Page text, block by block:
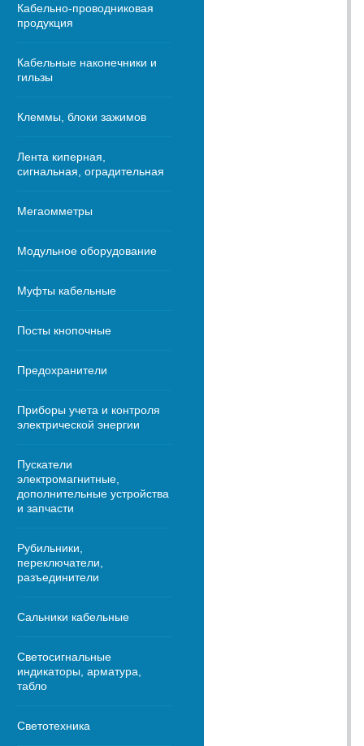
Кабельно-проводниковая
продукция
Кабельные наконечники и
гильзы
Клеммы, блоки зажимов
Лента киперная,
сигнальная, оградительная
Мегаомметры
Модульное оборудование
Муфты кабельные
Посты кнопочные
Предохранители
Приборы учета и контроля
электрической энергии
Пускатели
электромагнитные,
дополнительные устройства
и запчасти
Рубильники,
переключатели,
разъединители
Сальники кабельные
Светосигнальные
индикаторы, арматура,
табло
Светотехника